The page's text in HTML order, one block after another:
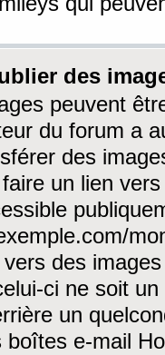
des
peuvent
du forum a
des
un lien
des
ci ne soit
un
boîtes e-mail